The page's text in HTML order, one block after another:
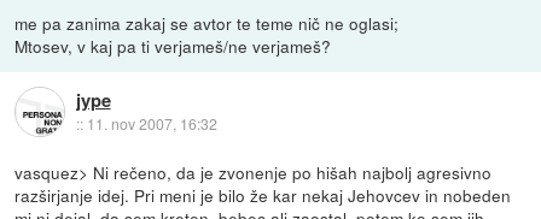
me pa zanima zakaj se avtor te teme nič ne oglasi;
Mtosev, v kaj pa ti verjameš/ne verjameš?
jype
:: 11. nov 2007, 16:32
vasquez> Ni rečeno, da je zvonenje po hišah najbolj agresivno
razširjanje idej. Pri meni je bilo že kar nekaj Jehovcev in nobeden